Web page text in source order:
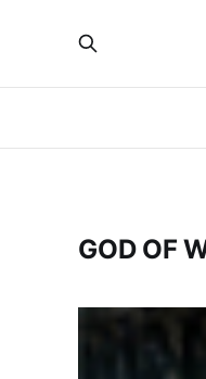
GOD OF